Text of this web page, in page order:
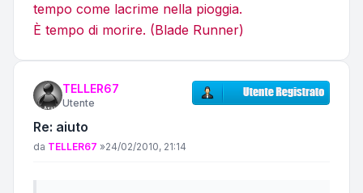
tempo come lacrime nella pioggia.
È tempo di morire. (Blade Runner)
TELLER67
Utente
Re: aiuto
Messaggio
da TELLER67 »24/02/2010, 21:14